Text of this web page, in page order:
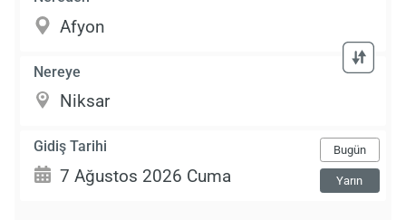
Nereye
Gidiş Tarihi Bugün
Yarın